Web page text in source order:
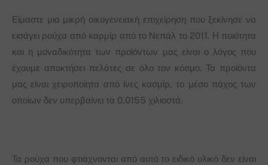
Είμαστε μια μικρή οικογενειακή επιχείρηση που ξεκίνησε να
εισάγει ρούχα από καρμίρ από το Νεπάλ το 2011. Η ποιότητα
και η μοναδικότητα των προϊόντων μας είναι ο λόγος που
έχουμε αποκτήσει πελάτες σε όλο τον κόσμο. Τα προϊόντα
μας είναι χειροποίητα από ίνες κασμίρ, το μέσο πάχος των
οποίων δεν υπερβαίνει τα 0,0155 χιλιοστά.
Τα ρούχα που φτιάχνονται από αυτό το ειδικό υλικό δεν είναι